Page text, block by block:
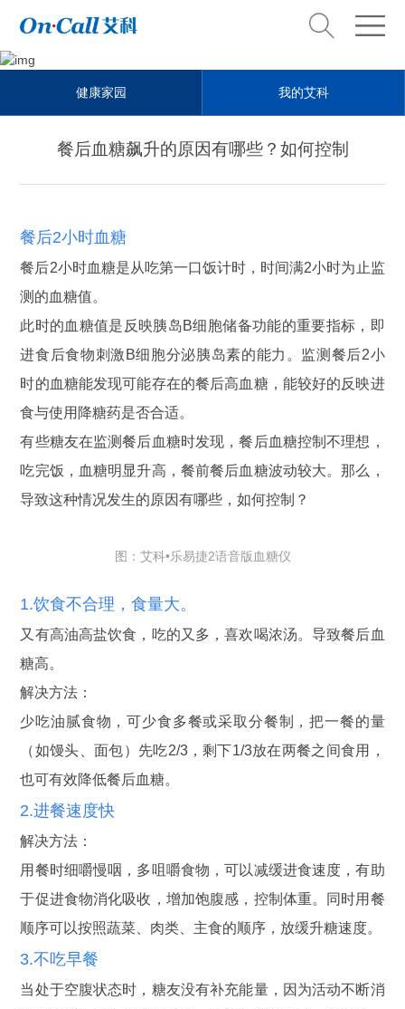
Health steward
健康管家
健康家园 我的艾科
餐后血糖飙升的原因有哪些？如何控制
餐后2小时血糖
餐后2小时血糖是从吃第一口饭计时，时间满2小时为止监
测的血糖值。
此时的血糖值是反映胰岛B细胞储备功能的重要指标，即
进食后食物刺激B细胞分泌胰岛素的能力。监测餐后2小
时的血糖能发现可能存在的餐后高血糖，能较好的反映进
食与使用降糖药是否合适。
有些糖友在监测餐后血糖时发现，餐后血糖控制不理想，
吃完饭，血糖明显升高，餐前餐后血糖波动较大。那么，
导致这种情况发生的原因有哪些，如何控制？
图：艾科•乐易捷2语音版血糖仪
1.饮食不合理，食量大。
又有高油高盐饮食，吃的又多，喜欢喝浓汤。导致餐后血
糖高。
解决方法：
少吃油腻食物，可少食多餐或采取分餐制，把一餐的量
（如馒头、面包）先吃2/3，剩下1/3放在两餐之间食用，
也可有效降低餐后血糖。
2.进餐速度快
解决方法：
用餐时细嚼慢咽，多咀嚼食物，可以减缓进食速度，有助
于促进食物消化吸收，增加饱腹感，控制体重。同时用餐
顺序可以按照蔬菜、肉类、主食的顺序，放缓升糖速度。
3.不吃早餐
当处于空腹状态时，糖友没有补充能量，因为活动不断消